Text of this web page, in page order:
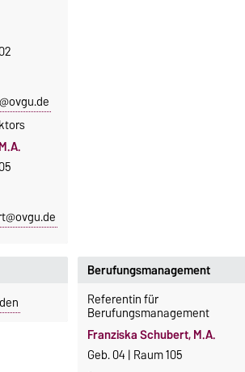
Berufungsmanagement
Referentin für
Berufungsmanagement
Franziska Schubert, M.A.
Geb. 04 | Raum 105